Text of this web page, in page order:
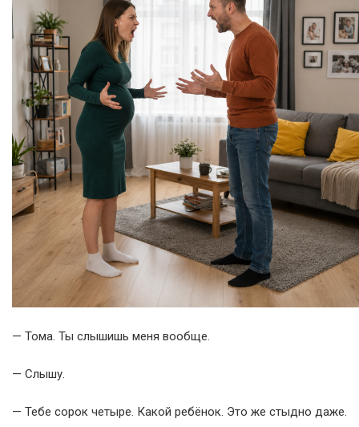
— Тома. Ты слышишь меня вообще.
— Слышу.
— Тебе сорок четыре. Какой ребёнок. Это же стыдно даже.